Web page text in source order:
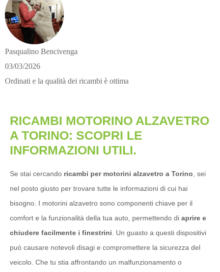
Pasqualino Bencivenga
03/03/2026
Ordinati e la qualità dei ricambi è ottima
RICAMBI MOTORINO ALZAVETRO
A TORINO: SCOPRI LE
INFORMAZIONI UTILI.
Se stai cercando ricambi per motorini alzavetro a Torino , sei
nel posto giusto per trovare tutte le informazioni di cui hai
bisogno. I motorini alzavetro sono componenti chiave per il
comfort e la funzionalità della tua auto, permettendo di aprire e
chiudere facilmente i finestrini . Un guasto a questi dispositivi
può causare notevoli disagi e compromettere la sicurezza del
veicolo. Che tu stia affrontando un malfunzionamento o